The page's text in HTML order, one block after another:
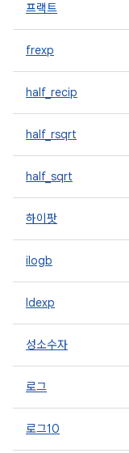
프랙트
frexp
half_recip
half_rsqrt
half_sqrt
하이팟
ilogb
ldexp
성소수자
로그
로그10